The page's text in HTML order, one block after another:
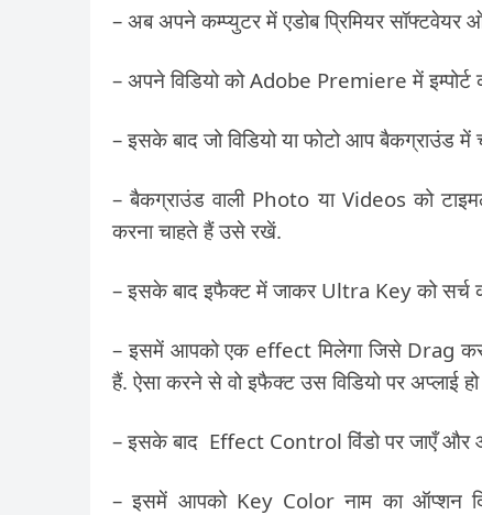
– अब अपने कम्प्युटर में एडोब प्रिमियर सॉफ्टवेयर
– अपने विडियो को Adobe Premiere में
– इसके बाद जो विडियो या फोटो आप बैकग्राउंड में
– बैकग्राउंड वाली Photo या Videos को
करना चाहते हैं उसे रखें.
– इसके बाद इफैक्ट में जाकर Ultra Key को सर्च
– इसमें आपको एक effect मिलेगा जिसे Drag
हैं. ऐसा करने से वो इफैक्ट उस विडियो पर अप्लाई हो
– इसके बाद Effect Control विंडो पर जाएँ
– इसमें आपको Key Color नाम का ऑप्शन